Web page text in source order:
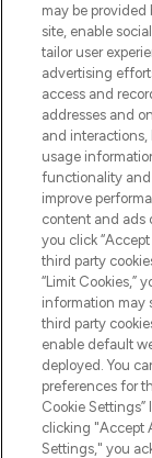
Do
may be provided
site, enable
tailor user
advertising
access and
addresses and
and interactions,
usage
functionality and
improve
content and ads
you click
third party
“Limit Cookies,”
information may
third party
enable default
deployed. You
preferences for
Cookie
clicking "Accept
Settings," you